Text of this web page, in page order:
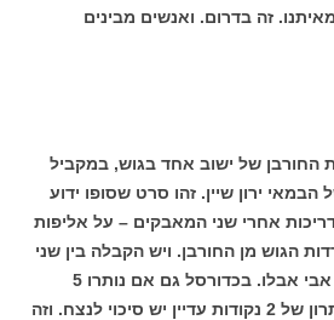
זה בדרום. ואנשים מבינים
החורבן של ישוב אחד בגוש, במקביל
ירון שיין. זהו סרט שסופו ידוע
אחרי שני המאבקים – על אליפות
הגוש מן החורבן. ויש הקבלה בין שני
המאבקים, אומר המפיק אבי אבלו. בכדורסל גם אם נותרו 5
שניות לסיום וליריב יש יתרון של 2 נקודות עדיין יש סיכוי לנצח. וזה